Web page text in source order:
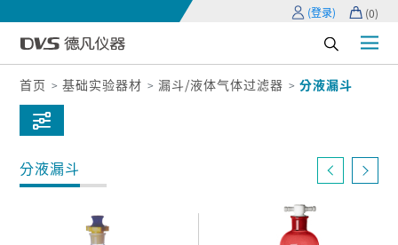
(登录) (0)
首页 基础实验器材 漏斗/液体气体过滤器 分液漏斗
分液漏斗